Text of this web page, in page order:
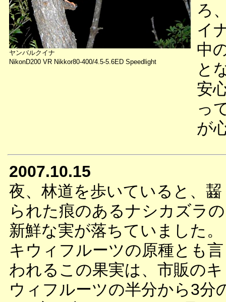
ヤンバルクイナ
NikonD200 VR Nikkor80-400/4.5-5.6ED Speedlight
ろ
イ
中
と
安
っ
が
2007.10.15
夜、林道を歩いていると、齧
られた痕のあるナシカズラの
新鮮な実が落ちていました。
キウィフルーツの原種とも言
われるこの果実は、市販のキ
ウィフルーツの半分から3分